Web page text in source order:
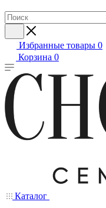
Избранные товары 0
Корзина 0
Каталог